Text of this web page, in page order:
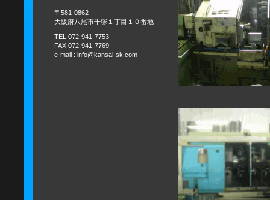
〒581-0862
大阪府八尾市千塚１丁目１０番地
TEL 072-941-7753
FAX 072-941-7769
e-mail : info@kansai-sk.com